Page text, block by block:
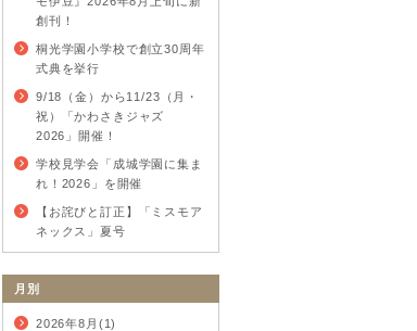
創刊！
桐光学園小学校で創立30周年
式典を挙行
9/18（金）から11/23（月・
祝）「かわさきジャズ
2026」開催！
学校見学会「成城学園に集ま
れ！2026」を開催
【お詫びと訂正】「ミスモア
ネックス」夏号
月別
2026年8月(1)